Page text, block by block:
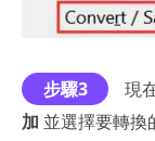
步驟3 現
加 並選擇要轉換